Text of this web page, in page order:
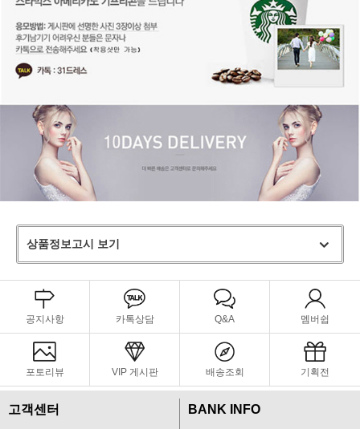
상품정보고시 보기
공지사항 카톡상담 Q&A 멤버쉽
포토리뷰 VIP 게시판 배송조회 기획전
고객센터
BANK INFO